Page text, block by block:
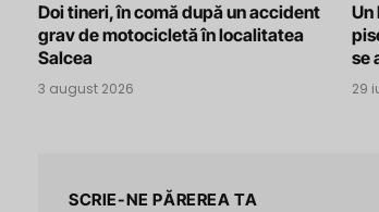
Doi tineri, în comă după un accident
grav de motocicletă în localitatea
Salcea
3 august 2026
Un
se
29
SCRIE-NE PĂREREA TA